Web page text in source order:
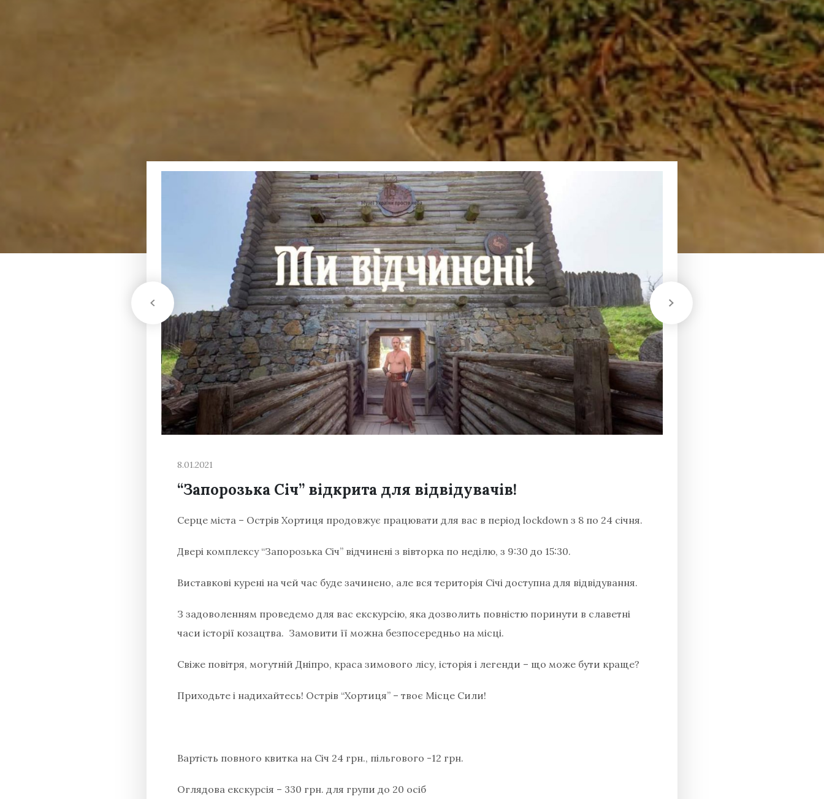
8.01.2021
“Запорозька Січ” відкрита для відвідувачів!
Cерце міста – Острів Хортиця продовжує працювати для вас в період lockdown з 8 по 24 січня.
Двері комплексу “Запорозька Січ” відчинені з вівторка по неділю, з 9:30 до 15:30.
Виставкові курені на чей час буде зачинено, але вся територія Січі доступна для відвідування.
З задоволенням проведемо для вас екскурсію, яка дозволить повністю поринути в славетні
часи історії козацтва. Замовити її можна безпосередньо на місці.
Свіже повітря, могутній Дніпро, краса зимового лісу, історія і легенди – що може бути краще?
Приходьте і надихайтесь! Острів “Хортиця” – твоє Місце Сили!
Вартість повного квитка на Січ 24 грн., пільгового -12 грн.
Оглядова екскурсія – 330 грн. для групи до 20 осіб